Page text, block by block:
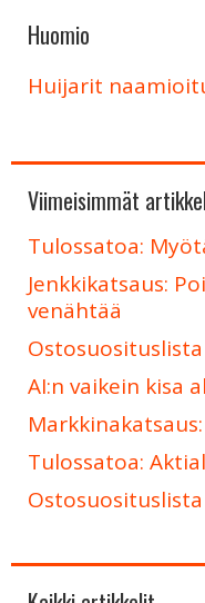
Huomio
Huijarit
Viimeisimmät
Tulossatoa:
Jenkkikatsaus:
venähtää
Ostosuosituslista
AI:n vaikein kisa
Tulossatoa:
Ostosuosituslista